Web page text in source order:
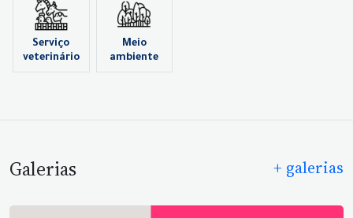
Serviço
veterinário
Meio
ambiente
Galerias + galerias